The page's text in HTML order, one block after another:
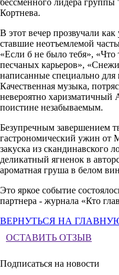
бессменного лидера
Кортнева.
В этот вечер прозвучали
ставшие неотъемлемой
«Если б не было тебя»,
песчаных карьеров»,
написанные специально для
Качественная музыка,
невероятно харизматичный
поистине незабываемым.
Безупречным завершением
гастрономический ужин от
закуска из скандинавского
деликатный ягненок в
ароматная груша в белом
Это яркое событие
партнера - журнала «Кто
ВЕРНУТЬСЯ НА
ОСТАВИТЬ ОТЗЫВ
Подписаться на новости